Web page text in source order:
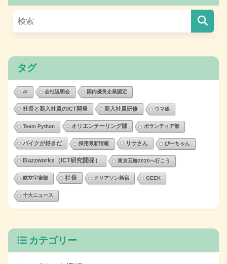
タグ
AI 会社説明会 国内優良企業認定
社長と新入社員のICT開発 新入社員研修 ウマ娘
Team Python オリエンテーリング部 ボランティア部
バイクが好きだ 採用最新情報 リサさん ぴーちゃん
Buzzworks（ICT研究開発） 東京五輪2020へ行こう
航空宇宙部 社長 クリアソン新宿 GEEK
十大ニュース
カテゴリー